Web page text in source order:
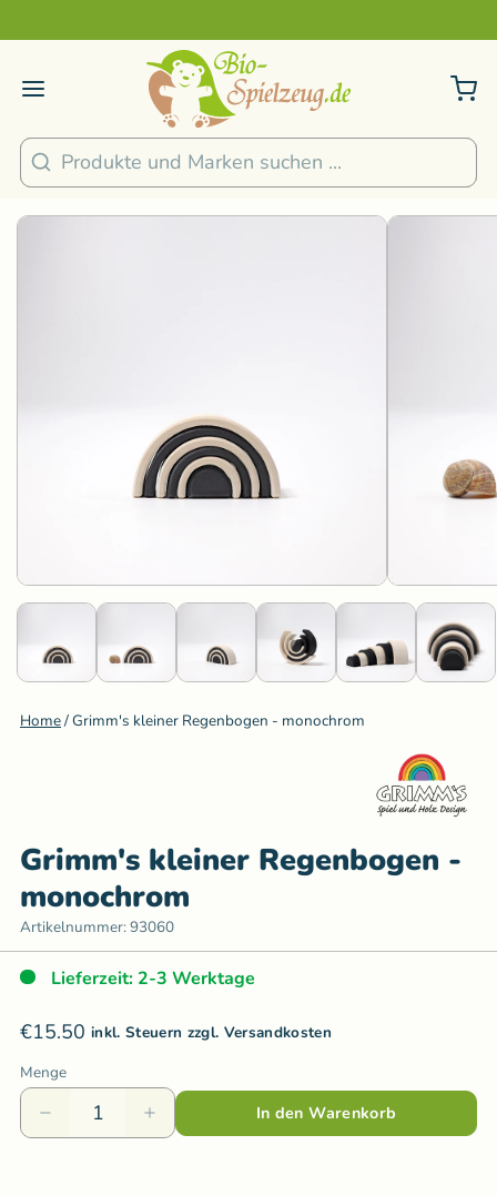
Suchen
Home/Grimm's kleiner Regenbogen - monochrom
Grimm's kleiner Regenbogen -
monochrom
Artikelnummer:93060
Lieferzeit: 2-3 Werktage
€15.50 inkl. Steuern zzgl. Versandkosten
Menge
In den Warenkorb